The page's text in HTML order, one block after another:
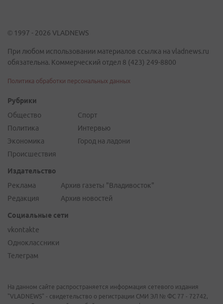
© 1997 - 2026 VLADNEWS
При любом использовании материалов ссылка на vladnews.ru
обязательна. Коммерческий отдел 8 (423) 249-8800
Политика обработки персональных данных
Рубрики
Общество
Политика
Экономика
Происшествия
Спорт
Интервью
Город на ладони
Издательство
Реклама
Редакция
Архив газеты "Владивосток"
Архив новостей
Социальные сети
vkontakte
Одноклассники
Телеграм
На данном сайте распространяется информация сетевого издания
"VLADNEWS" - свидетельство о регистрации СМИ ЭЛ № ФС 77 - 72742,